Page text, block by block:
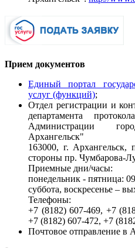
Прием документов
Единый портал
услуг (функций);
Отдел регистрации и
департамента
Администрации
Архангельск"
163000, г.
стороны пр. Чумбарова-
Приемные дни/часы:
понедельник - пятница:
суббота, воскресенье –
Телефоны:
+7 (8182) 607-469, +7
+7 (8182) 607-472, +7
Почтовое отправление в